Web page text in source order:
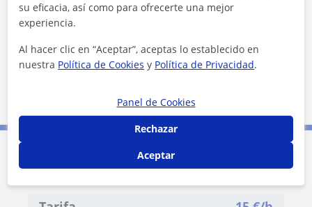
Leaflet| ©OpenStreetMap
Contacta con Judith
su eficacia, así como para ofrecerte una mejor
experiencia.
Al hacer clic en “Aceptar”, aceptas lo establecido en
nuestra Política de Cookies y Política de Privacidad.
Panel de Cookies
Rechazar
Aceptar